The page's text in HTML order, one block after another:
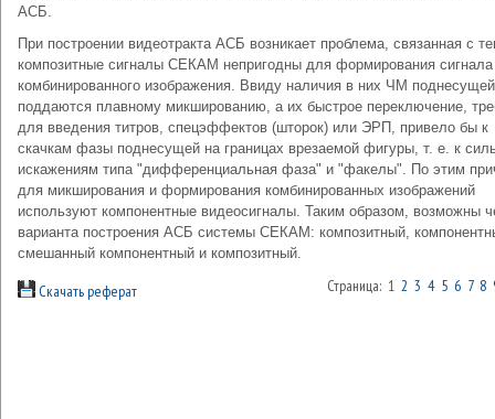
АСБ.
При построении видеотракта АСБ возникает проблема, связанная с
композитные сигналы СЕКАМ непригодны для формирования сигнала
комбинированного изображения. Ввиду наличия в них ЧМ
поддаются плавному микшированию, а их быстрое переключение,
для введения титров, спецэффектов (шторок) или ЭРП, привело бы к
скачкам фазы поднесущей на границах врезаемой фигуры, т. е. к
искажениям типа "дифференциальная фаза" и "факелы". По этим
для микширования и формирования комбинированных изображений
используют компонентные видеосигналы. Таким образом, возможны
варианта построения АСБ системы СЕКАМ: композитный,
смешанный компонентный и композитный.
Скачать реферат Страница: 1 2 3 4 5 6 7 8